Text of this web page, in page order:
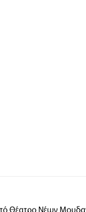
Θέατρο Νέων